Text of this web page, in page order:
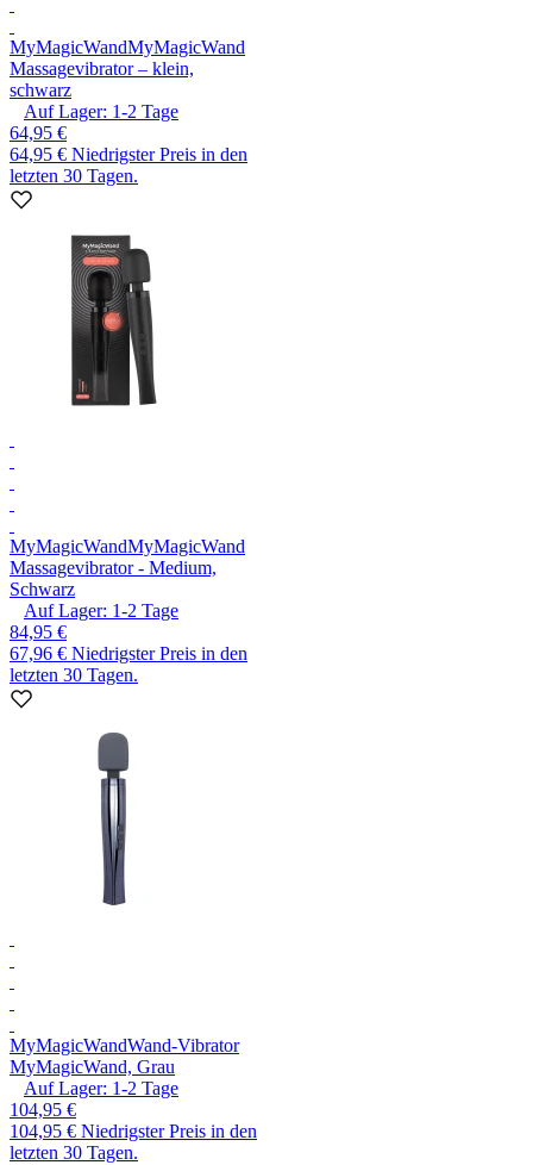
MyMagicWandMyMagicWand
Massagevibrator – klein,
schwarz
Auf Lager: 1-2 Tage
64,95 €
64,95 € Niedrigster Preis in den
letzten 30 Tagen.
MyMagicWandMyMagicWand
Massagevibrator - Medium,
Schwarz
Auf Lager: 1-2 Tage
84,95 €
67,96 € Niedrigster Preis in den
letzten 30 Tagen.
MyMagicWandWand-Vibrator
MyMagicWand, Grau
Auf Lager: 1-2 Tage
104,95 €
104,95 € Niedrigster Preis in den
letzten 30 Tagen.